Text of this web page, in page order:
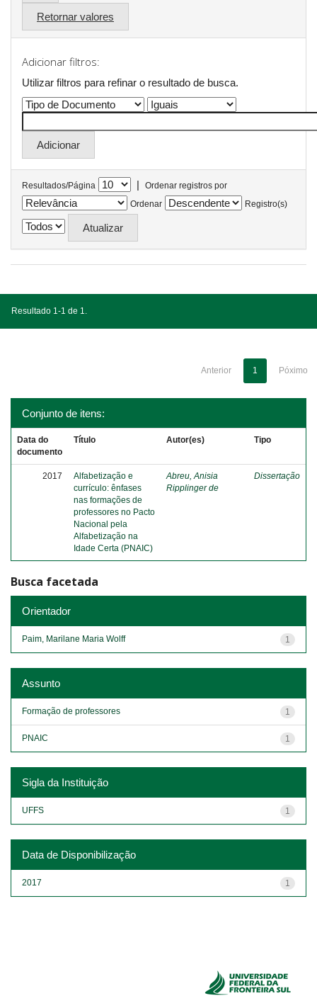
Retornar valores
Adicionar filtros:
Utilizar filtros para refinar o resultado de busca.
Resultados/Página |
Ordenar registros por
Ordenar
Registro(s)
Resultado 1-1 de 1.
Anterior 1 Póximo
Conjunto de itens:
Data do
documento
Título Autor(es) Tipo
2017
Alfabetização e
currículo: ênfases
nas formações de
professores no Pacto
Nacional pela
Alfabetização na
Idade Certa (PNAIC)
Abreu, Anisia
Ripplinger de
Dissertação
Busca facetada
Orientador
1
Paim, Marilane Maria Wolff
Assunto
1
Formação de professores
1
PNAIC
Sigla da Instituição
1
UFFS
Data de Disponibilização
1
2017